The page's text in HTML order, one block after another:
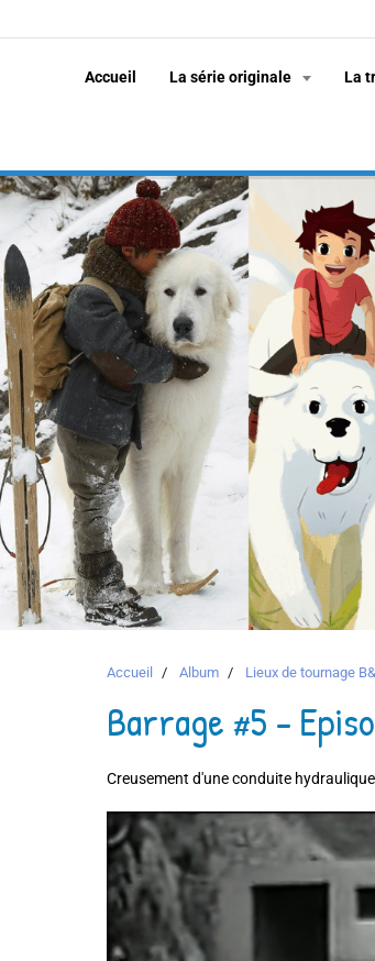
Accueil La série originale La
Accueil Album Lieux de tournage
Barrage #5 -
Creusement d'une conduite